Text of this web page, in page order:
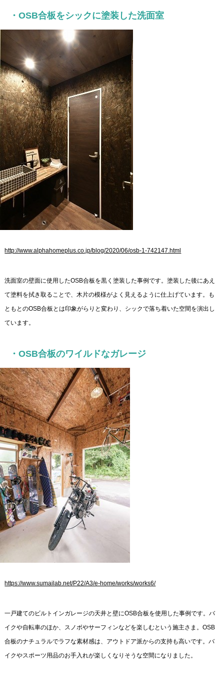
・OSB合板をシックに塗装した洗面室
http://www.alphahomeplus.co.jp/blog/2020/06/osb-1-742147.html
洗面室の壁面に使用したOSB合板を黒く塗装した事例です。塗装した後にあえ
て塗料を拭き取ることで、木片の模様がよく見えるように仕上げています。も
ともとのOSB合板とは印象がらりと変わり、シックで落ち着いた空間を演出し
ています。
・OSB合板のワイルドなガレージ
https://www.sumailab.net/P22/A3/e-home/works/works6/
一戸建てのビルトインガレージの天井と壁にOSB合板を使用した事例です。バ
イクや自転車のほか、スノボやサーフィンなどを楽しむという施主さま。OSB
合板のナチュラルでラフな素材感は、アウトドア派からの支持も高いです。バ
イクやスポーツ用品のお手入れが楽しくなりそうな空間になりました。